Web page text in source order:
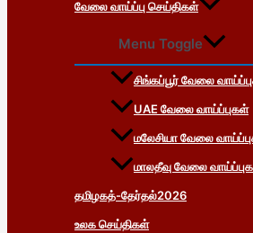
வேலை வாய்ப்பு செய்திகள்
Menu Toggle
சிங்கப்பூர் வேலை
UAE வேலை வாய்ப்புகள்
மலேசியா வேலை
மாலதீவு வேலை
தமிழகத்-தேர்தல்2026
உலக செய்திகள்